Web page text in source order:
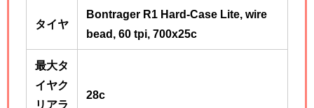
タイヤ
Bontrager R1 Hard-Case Lite, wire
bead, 60 tpi, 700x25c
最大タ
イヤク
リアラ
28c